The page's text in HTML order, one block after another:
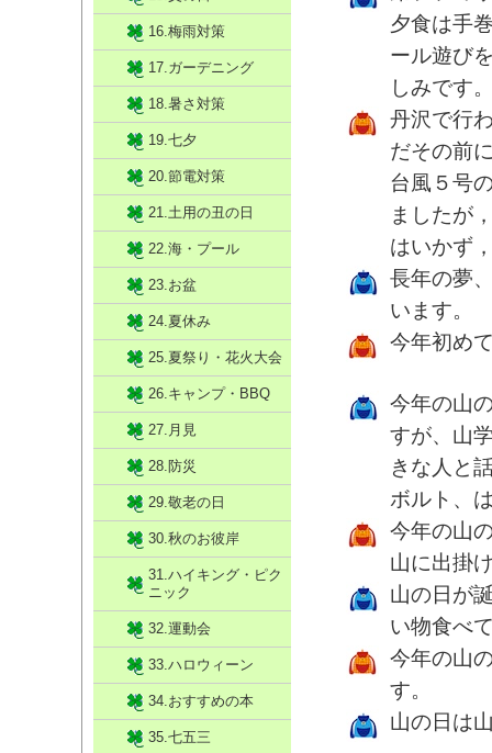
夕食は手
ール遊び
しみです
丹沢で行
だその前
台風５号
ましたが
はいかず
長年の夢
います。
今年初め
今年の山
すが、山
きな人と
ボルト、
今年の山
山に出掛
山の日が
い物食べ
今年の山
す。
山の日は
16.梅雨対策
17.ガーデニング
18.暑さ対策
19.七夕
20.節電対策
21.土用の丑の日
22.海・プール
23.お盆
24.夏休み
25.夏祭り・花火大会
26.キャンプ・BBQ
27.月見
28.防災
29.敬老の日
30.秋のお彼岸
31.ハイキング・ピク
ニック
32.運動会
33.ハロウィーン
34.おすすめの本
35.七五三